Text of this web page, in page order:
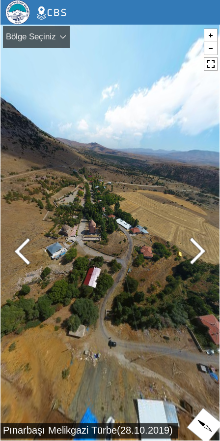
Pınarbaşı Melikgazi Türbe(28.10.2019)
Bölge Seçiniz